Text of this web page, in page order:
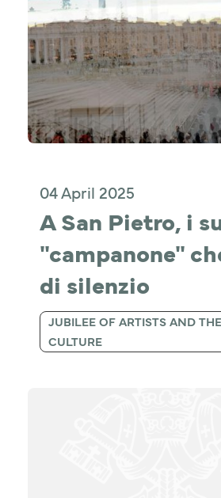
04 April 2025
A San Pietro, i
"campanone"
di silenzio
JUBILEE OF ARTISTS AND
CULTURE